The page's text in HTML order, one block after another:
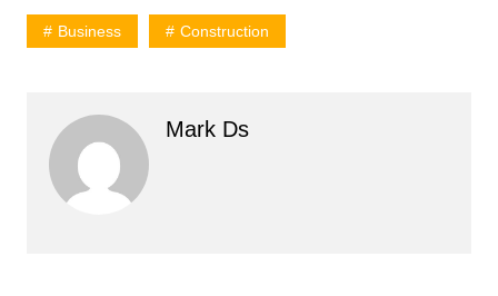
Business Construction
Mark Ds